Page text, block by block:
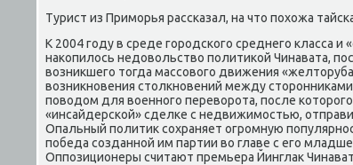
Турист из Приморья рассказал, на что похожа
К 2004 году в среде городского среднего класса и
накопилось недовольство политикой Чинавата,
возникшего тогда массового движения
возникновения столкновений между
поводом для военного переворота, после
«инсайдерской» сделке с недвижимостью,
Опальный политик сохраняет огромную
победа созданной им партии во главе с его
Оппозиционеры считают премьера Йинглак